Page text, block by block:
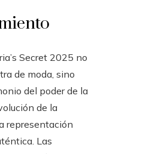
Secret 2025 no
de moda, sino
del poder de la
de la
representación
Las